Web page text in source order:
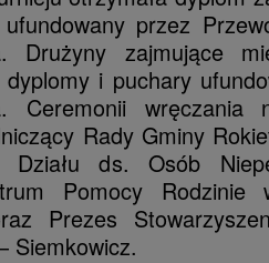
przez
Drużyny zajmujące
dyplomy i puchary
Ceremonii
Rady Gminy
Działu ds. Osób
Pomocy
Prezes
Siemkowicz.